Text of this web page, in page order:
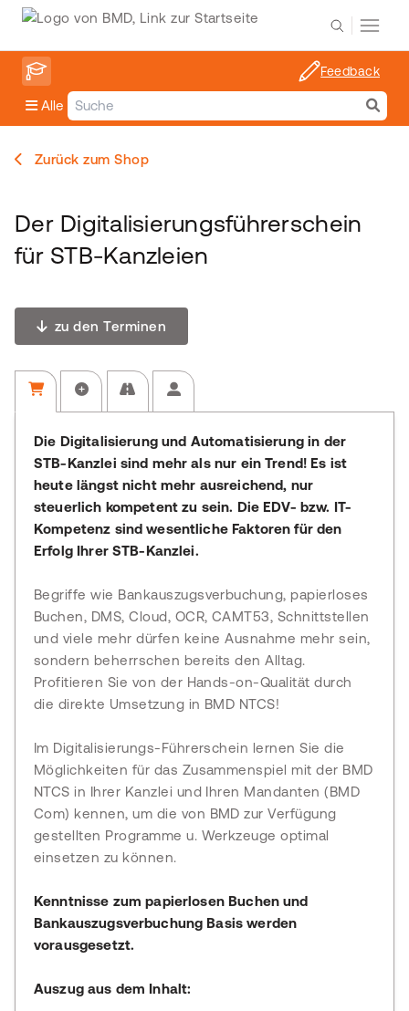
Alle
Feedback
Zurück zum Shop
Der Digitalisierungsführerschein
für STB-Kanzleien
zu den Terminen
Die Digitalisierung und Automatisierung in der
STB-Kanzlei sind mehr als nur ein Trend! Es ist
heute längst nicht mehr ausreichend, nur
steuerlich kompetent zu sein. Die EDV- bzw. IT-
Kompetenz sind wesentliche Faktoren für den
Erfolg Ihrer STB-Kanzlei.
Begriffe wie Bankauszugsverbuchung, papierloses
Buchen, DMS, Cloud, OCR, CAMT53, Schnittstellen
und viele mehr dürfen keine Ausnahme mehr sein,
sondern beherrschen bereits den Alltag.
Profitieren Sie von der Hands-on-Qualität durch
die direkte Umsetzung in BMD NTCS!
Im Digitalisierungs-Führerschein lernen Sie die
Möglichkeiten für das Zusammenspiel mit der BMD
NTCS in Ihrer Kanzlei und Ihren Mandanten (BMD
Com) kennen, um die von BMD zur Verfügung
gestellten Programme u. Werkzeuge optimal
einsetzen zu können.
Kenntnisse zum papierlosen Buchen und
Bankauszugsverbuchung Basis werden
vorausgesetzt.
Auszug aus dem Inhalt: